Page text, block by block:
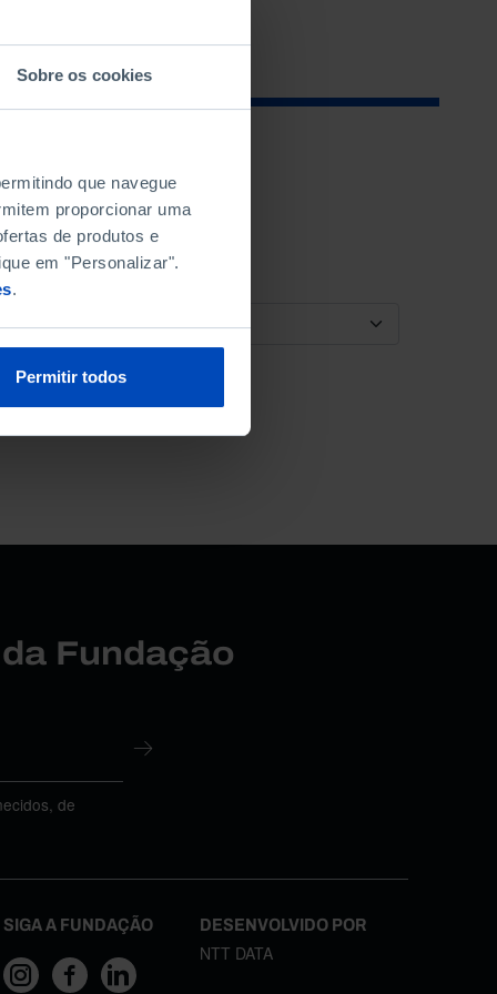
Sobre os cookies
que navegue
proporcionar uma
de produtos e
em "Personalizar".
.
Permitir todos
ORDENAR POR
Fundação
de
SIGA A FUNDAÇÃO DESENVOLVIDO POR
NTT DATA